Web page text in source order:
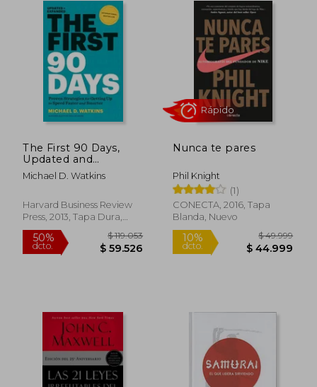
10% $ 30.450 40%
The First 90 Days,
Updated and
Expanded: Proven
Strategies for Getting
and Smarter (en
Inglés)
Michael D. Watkins
Harvard Business Review
Press, 2013, Tapa Dura,
Nuevo
Nunca te pares
Phil Knight
(1)
CONECTA, 2016, Tapa
Blanda, Nuevo